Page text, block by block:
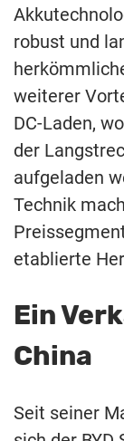
robust und
weiterer
DC-Laden,
der
aufgeladen
Technik
etablierte
Ein
China
Seit seiner